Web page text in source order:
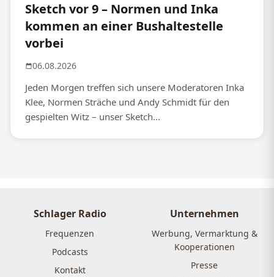
Sketch vor 9 – Normen und Inka
kommen an einer Bushaltestelle
vorbei
06.08.2026
Jeden Morgen treffen sich unsere Moderatoren Inka
Klee, Normen Sträche und Andy Schmidt für den
gespielten Witz – unser Sketch...
Schlager Radio
Frequenzen
Podcasts
Kontakt
Unternehmen
Werbung, Vermarktung &
Kooperationen
Presse